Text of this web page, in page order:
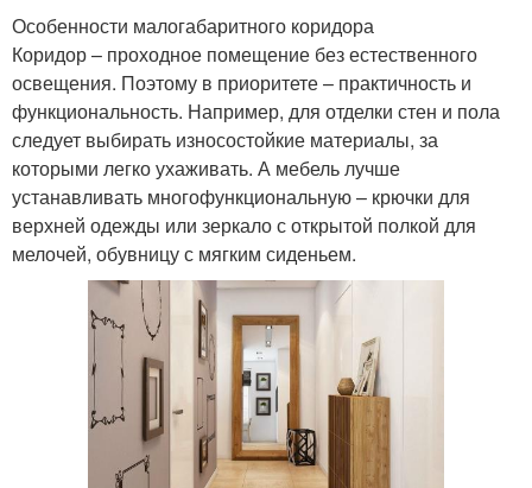
Особенности малогабаритного коридора
Коридор – проходное помещение без естественного
освещения. Поэтому в приоритете – практичность и
функциональность. Например, для отделки стен и пола
следует выбирать износостойкие материалы, за
которыми легко ухаживать. А мебель лучше
устанавливать многофункциональную – крючки для
верхней одежды или зеркало с открытой полкой для
мелочей, обувницу с мягким сиденьем.